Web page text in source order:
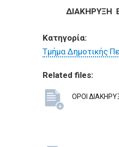
ΔΙΑΚΗΡΥΞΗ
Κατηγορία:
Τμήμα Δημοτικής
Related files:
ΟΡΟΙ